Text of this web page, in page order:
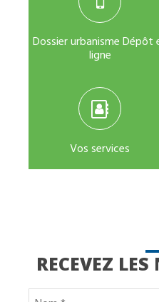
Dossier urbanisme Dépôt
ligne
Vos services
RECEVEZ